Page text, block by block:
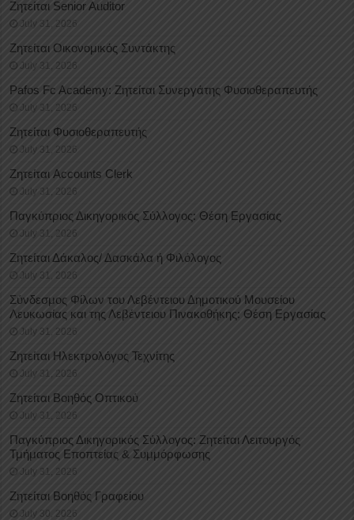
Ζητείται Senior Auditor
July 31, 2026
Ζητείται Οικονομικός Συντάκτης
July 31, 2026
Pafos Fc Academy: Ζητείται Συνεργάτης Φυσιοθεραπευτής
July 31, 2026
Ζητείται Φυσιοθεραπευτής
July 31, 2026
Ζητείται Accounts Clerk
July 31, 2026
Παγκύπριος Δικηγορικός Σύλλογος: Θέση Εργασίας
July 31, 2026
Ζητείται Δάκαλος/ Δασκάλα ή Φιλόλογος
July 31, 2026
Σύνδεσμος Φίλων του Λεβέντειου Δημοτικού Μουσείου
Λευκωσίας και της Λεβέντειου Πινακοθήκης: Θέση Εργασίας
July 31, 2026
Ζητείται Ηλεκτρολόγος Τεχνίτης
July 31, 2026
Ζητείται Βοηθός Οπτικού
July 31, 2026
Παγκύπριος Δικηγορικός Σύλλογος: Ζητείται Λειτουργός
Τμήματος Εποπτείας & Συμμόρφωσης
July 31, 2026
Ζητείται Βοηθός Γραφείου
July 30, 2026